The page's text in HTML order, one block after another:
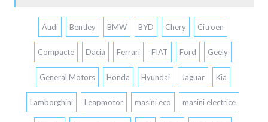
Audi Bentley BMW BYD Chery Citroen
Compacte Dacia Ferrari FIAT Ford Geely
General Motors Honda Hyundai Jaguar Kia
Lamborghini Leapmotor masini eco masini electrice